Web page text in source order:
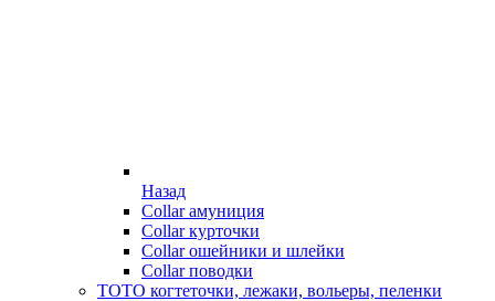
Назад
Collar амуниция
Collar курточки
Collar ошейники и шлейки
Collar поводки
ТОТО когтеточки, лежаки, вольеры, пеленки